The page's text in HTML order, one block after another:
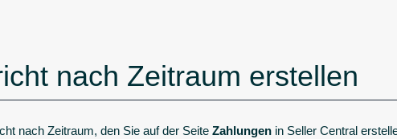
nach Zeitraum erstellen
nach Zeitraum, den Sie auf der Seite Zahlungen in Seller Central